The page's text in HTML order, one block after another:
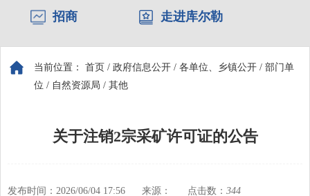
招商 走进库尔勒
当前位置： 首页 / 政府信息公开 / 各单位、乡镇公开 / 部门单
位 / 自然资源局 / 其他
关于注销2宗采矿许可证的公告
发布时间：2026/06/04 17:56 来源： 点击数： 344